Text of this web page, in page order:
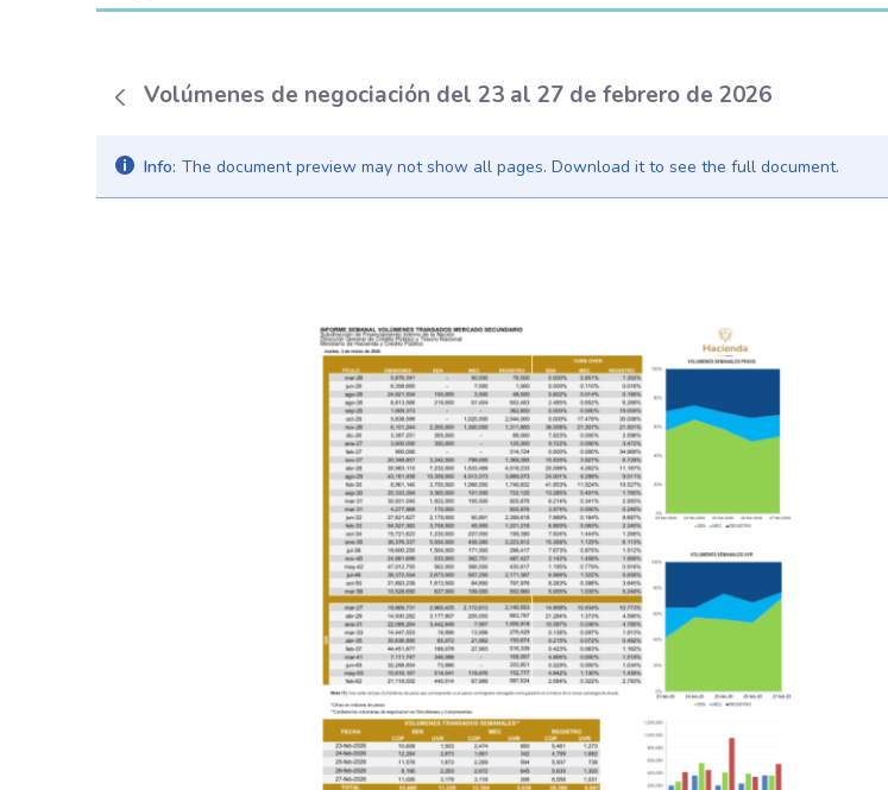
Volúmenes de negociación del 23 al 27 de febrero de 2026
Info: The document preview may not show all pages. Download it to see the full document.